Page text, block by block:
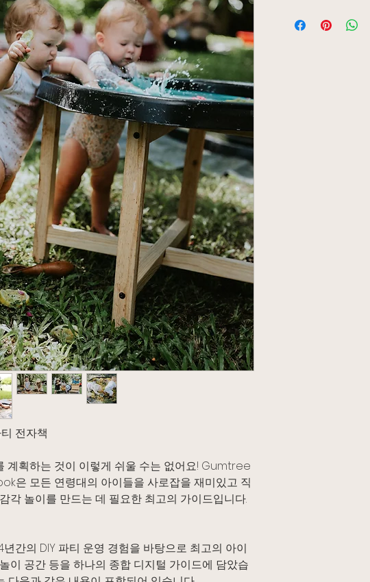
전자책
계획하는 것이 이렇게 쉬울 수는 없어요! Gumtree
은 모든 연령대의 아이들을 사로잡을 재미있고 직
각 놀이를 만드는 데 필요한 최고의 가이드입니다.
간의 DIY 파티 운영 경험을 바탕으로 최고의 아이
이 공간 등을 하나의 종합 디지털 가이드에 담았습